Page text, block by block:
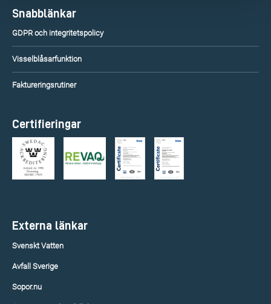
Snabblänkar
GDPR och integritetspolicy
Visselblåsarfunktion
Faktureringsrutiner
Certifieringar
Externa länkar
Svenskt Vatten
Avfall Sverige
Sopor.nu